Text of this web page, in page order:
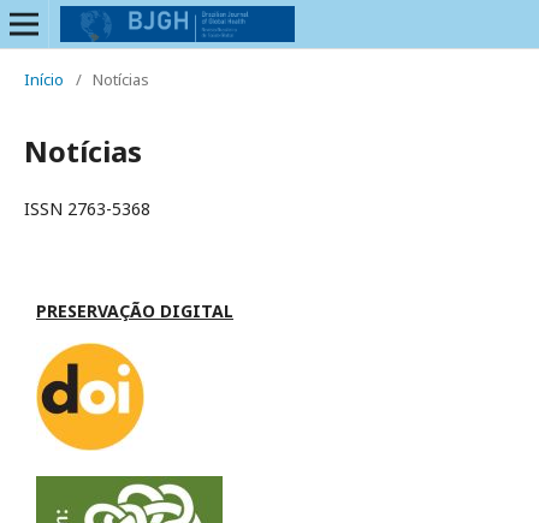
Início / Notícias
Notícias
ISSN 2763-5368
PRESERVAÇÃO DIGITAL